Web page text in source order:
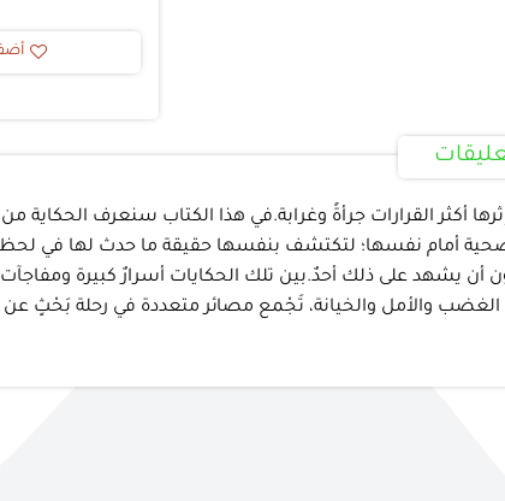
أكثر القرارات جرأةً وغرابة.في هذا الكتاب سنعرف الحكاية
أمام نفسها؛ لتكتشف بنفسها حقيقة ما حدث لها في
أن يشهد على ذلك أحدٌ.بين تلك الحكايات أسرارٌ كبيرة
والأمل والخيانة، تَجْمع مصائر متعددة في رحلة بَحْثٍ